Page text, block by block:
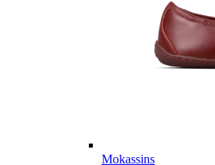
Mokassins